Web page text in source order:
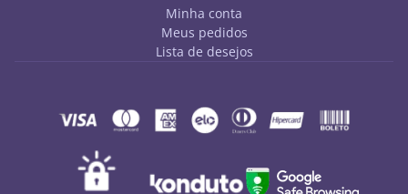
Minha conta
Meus pedidos
Lista de desejos